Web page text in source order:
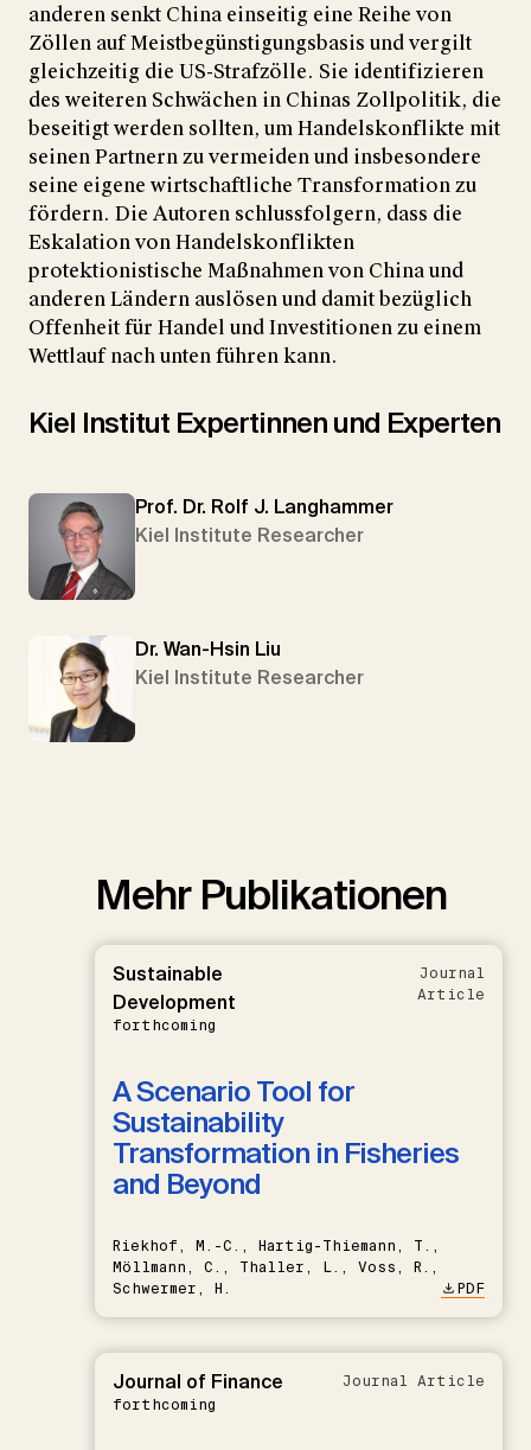
anderen senkt China einseitig eine Reihe von
Zöllen auf Meistbegünstigungsbasis und vergilt
gleichzeitig die US-Strafzölle. Sie identifizieren
des weiteren Schwächen in Chinas Zollpolitik, die
beseitigt werden sollten, um Handelskonflikte mit
seinen Partnern zu vermeiden und insbesondere
seine eigene wirtschaftliche Transformation zu
fördern. Die Autoren schlussfolgern, dass die
Eskalation von Handelskonflikten
protektionistische Maßnahmen von China und
anderen Ländern auslösen und damit bezüglich
Offenheit für Handel und Investitionen zu einem
Wettlauf nach unten führen kann.
Kiel Institut Expertinnen und Experten
Prof. Dr. Rolf J. Langhammer
Kiel Institute Researcher
Dr. Wan-Hsin Liu
Kiel Institute Researcher
Mehr Publikationen
Sustainable
Development
forthcoming
Journal
Article
A Scenario Tool for
Sustainability
Transformation in Fisheries
and Beyond
Riekhof, M.-C., Hartig-Thiemann, T.,
Möllmann, C., Thaller, L., Voss, R.,
Schwermer, H.
PDF
Journal of Finance
forthcoming
Journal Article